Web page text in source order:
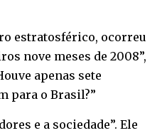
estratosférico, ocorreu
nove meses de 2008”,
apenas sete
para o Brasil?”
e a sociedade”. Ele